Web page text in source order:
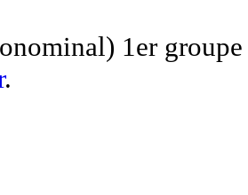
1er groupe
.